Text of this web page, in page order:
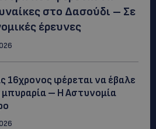
στο Δασούδι – Σε
έρευνες
16χρονος φέρεται να έβαλε
– Η Αστυνομία